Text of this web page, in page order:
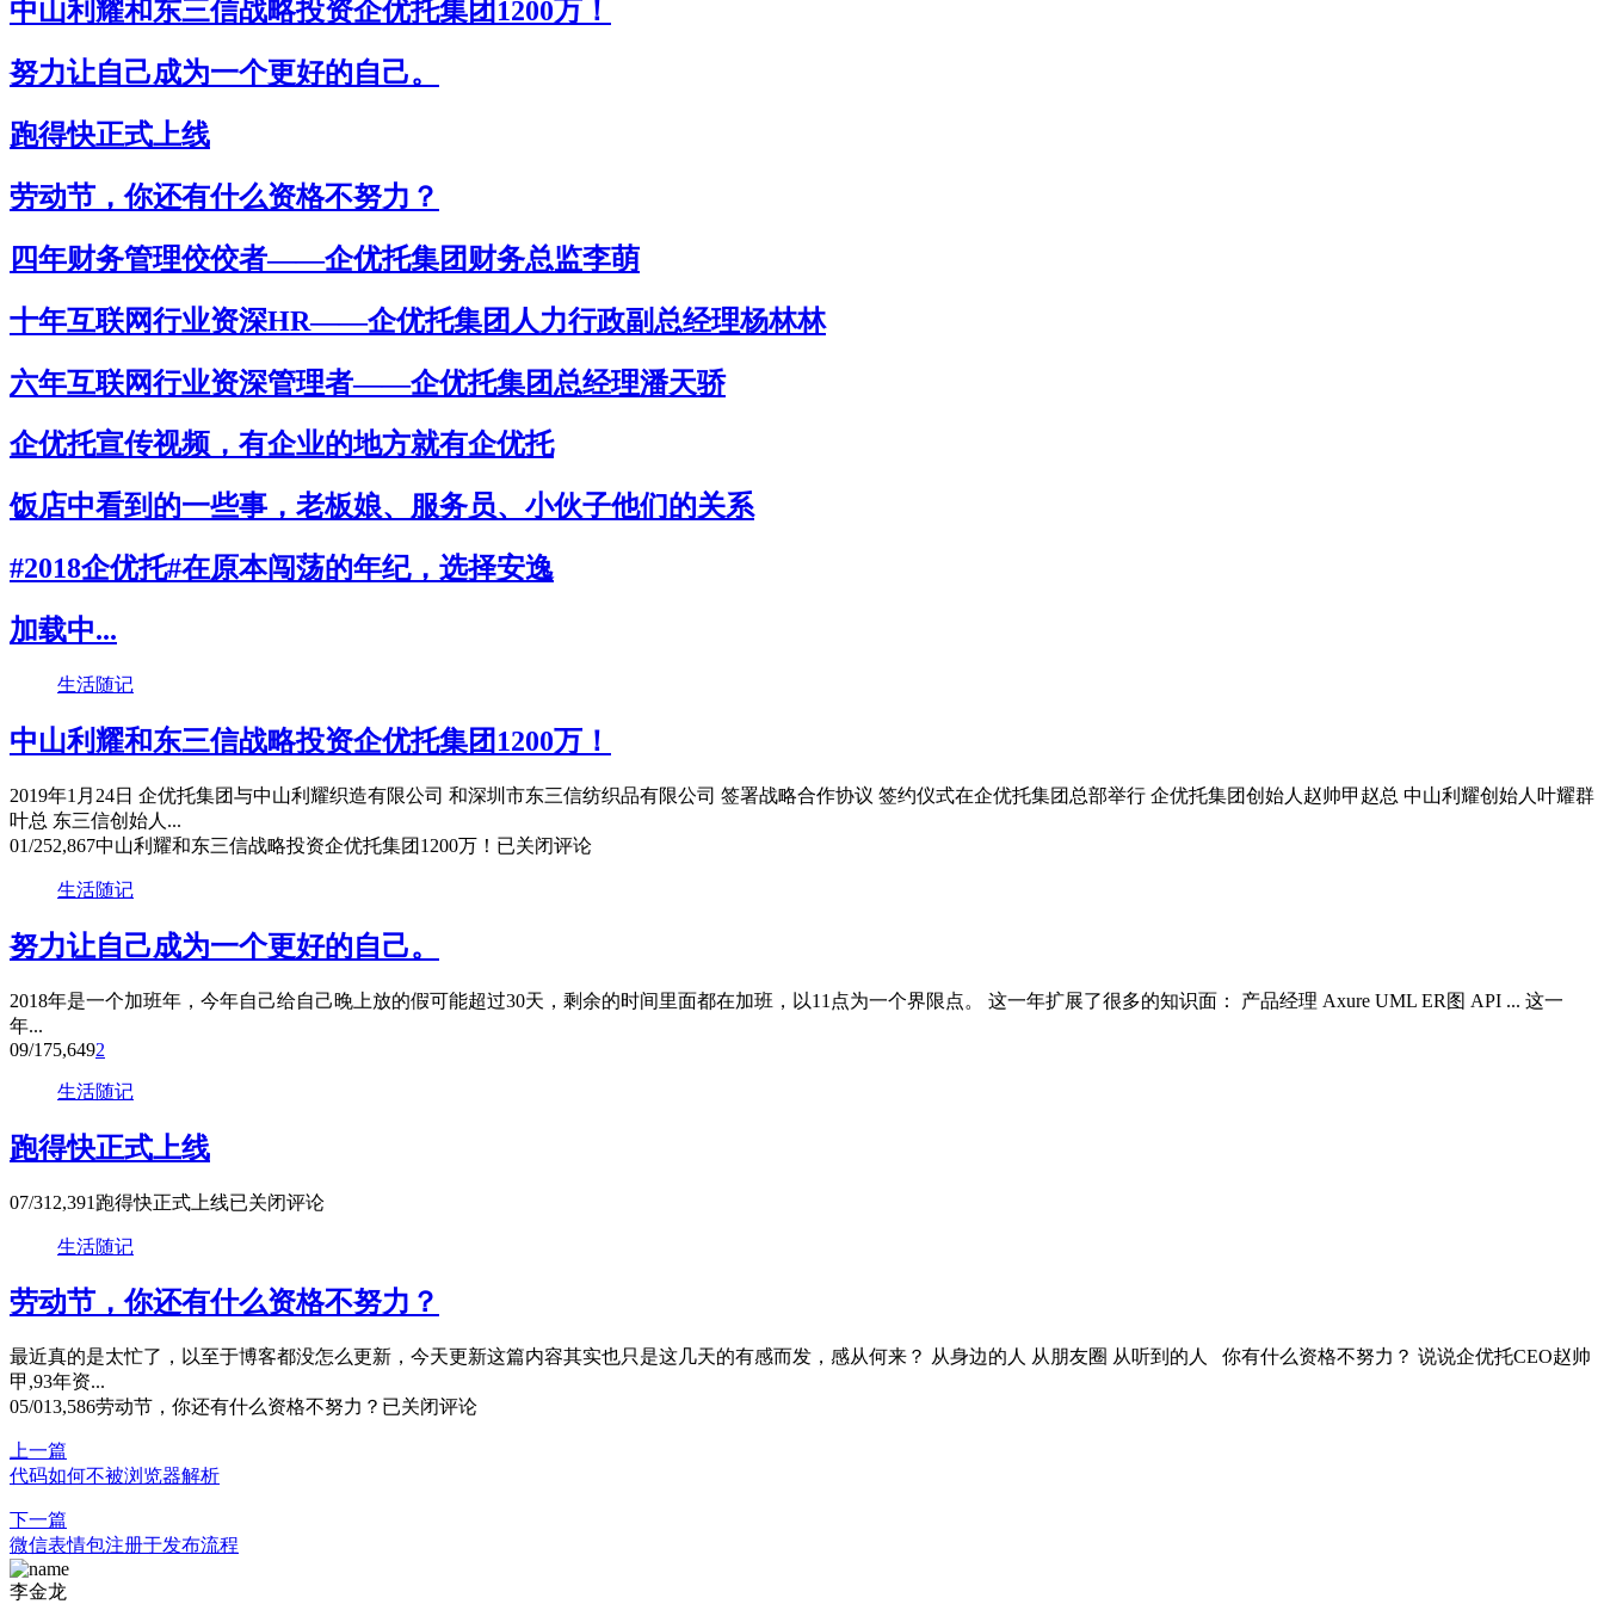
中山利耀和东三信战略投资企优托集团1200万！
努力让自己成为一个更好的自己。
跑得快正式上线
劳动节，你还有什么资格不努力？
四年财务管理佼佼者——企优托集团财务总监李萌
十年互联网行业资深HR——企优托集团人力行政副总经理杨林林
六年互联网行业资深管理者——企优托集团总经理潘天骄
企优托宣传视频，有企业的地方就有企优托
饭店中看到的一些事，老板娘、服务员、小伙子他们的关系
#2018企优托#在原本闯荡的年纪，选择安逸
加载中...
生活随记
中山利耀和东三信战略投资企优托集团1200万！
2019年1月24日 企优托集团与中山利耀织造有限公司 和深圳市东三信纺织品有限公司 签署战略合作协议 签约仪式在企优托集团总部举行 企优托集团创始人赵帅甲赵总 中山利耀创始人叶耀群
叶总 东三信创始人...
01/252,867中山利耀和东三信战略投资企优托集团1200万！ 已关闭评论
生活随记
努力让自己成为一个更好的自己。
2018年是一个加班年，今年自己给自己晚上放的假可能超过30天，剩余的时间里面都在加班，以11点为一个界限点。 这一年扩展了很多的知识面： 产品经理 Axure UML ER图 API ... 这一
年...
09/175,6492
生活随记
跑得快正式上线
07/31 2,391 跑得快正式上线已关闭评论
生活随记
劳动节，你还有什么资格不努力？
最近真的是太忙了，以至于博客都没怎么更新，今天更新这篇内容其实也只是这几天的有感而发，感从何来？ 从身边的人 从朋友圈 从听到的人 你有什么资格不努力？ 说说企优托CEO赵帅
甲,93年资...
05/013,586劳动节，你还有什么资格不努力？ 已关闭评论
上一篇
代码如何不被浏览器解析
下一篇
微信表情包注册于发布流程
李金龙